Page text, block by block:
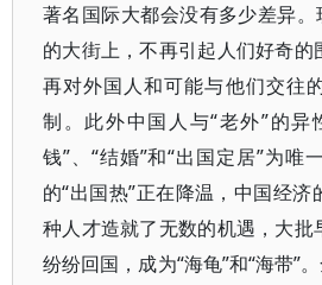
著名国际大都会没有多少差异。
的大街上，不再引起人们好奇的
再对外国人和可能与他们交往
制。此外中国人与“老外”的异
钱”、“结婚”和“出国定居”为唯
的“出国热”正在降温，中国经
种人才造就了无数的机遇，大批
纷纷回国，成为“海龟”和“海带”